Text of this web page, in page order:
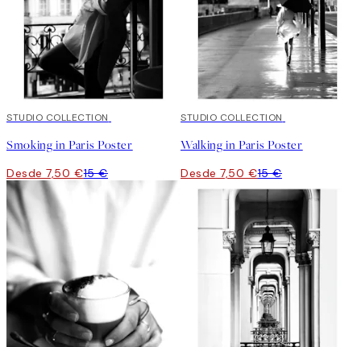
50%*
STUDIO COLLECTION
Smoking in Paris Poster
Desde 7,50 €15 €
50%*
STUDIO COLLECTION
Walking in Paris Poster
Desde 7,50 €15 €